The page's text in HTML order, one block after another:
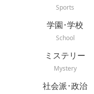
Sports
学園･学校
School
ミステリー
Mystery
社会派･政治